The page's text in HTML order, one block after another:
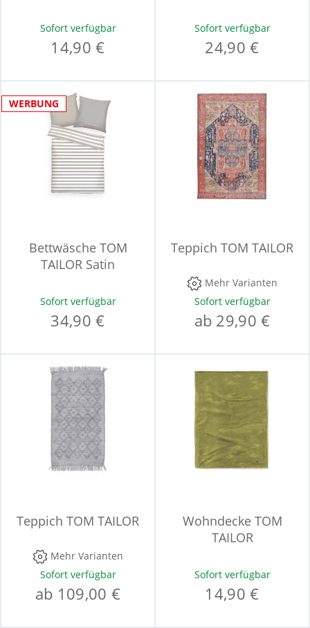
Sofort verfügbar
14,90 €
Sofort verfügbar
24,90 €
WERBUNG
Bettwäsche TOM
TAILOR Satin
Sofort verfügbar
34,90 €
Teppich TOM TAILOR
Mehr Varianten
Sofort verfügbar
ab 29,90 €
Teppich TOM TAILOR
Mehr Varianten
Sofort verfügbar
ab 109,00 €
Wohndecke TOM
TAILOR
Sofort verfügbar
14,90 €